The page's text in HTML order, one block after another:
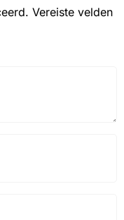
Vereiste velden